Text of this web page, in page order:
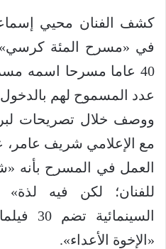
كشف الفنان محيي
في «مسرح المئة
عدد المسموح لهم
ووصف خلال تصريحات
العمل في المسرح بأنه
للفنان؛ لكن فيه
«الإخوة الأعداء».